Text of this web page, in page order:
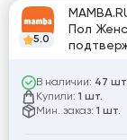
5.0
Пол
Премиум
В наличии: 47 шт.
Купили: 1 шт.
Мин. заказ: 1 шт.